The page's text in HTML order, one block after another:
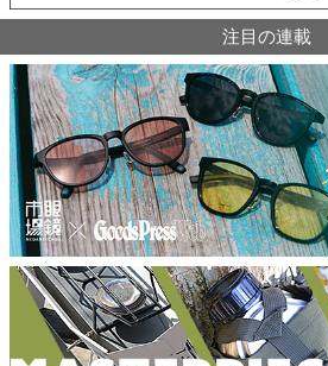
注目の連載